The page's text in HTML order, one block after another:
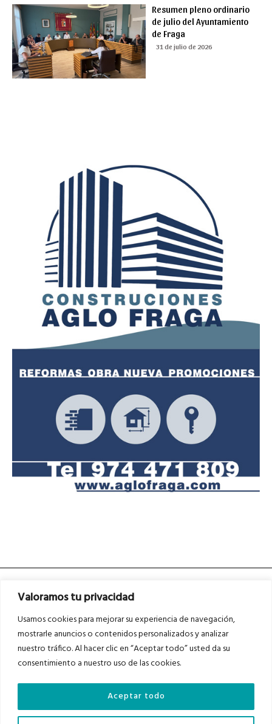
Valoramos tu privacidad
Usamos cookies para mejorar su experiencia de navegación,
mostrarle anuncios o contenidos personalizados y analizar
nuestro tráfico. Al hacer clic en “Aceptar todo” usted da su
consentimiento a nuestro uso de las cookies.
Aceptar todo
Resumen pleno ordinario
de julio del Ayuntamiento
de Fraga
31 de julio de 2026
Asociados a
Auditados por